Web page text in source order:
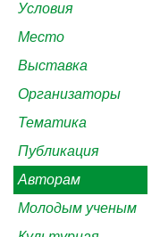
Условия
Место
Выставка
Организаторы
Тематика
Публикация
Авторам
Молодым ученым